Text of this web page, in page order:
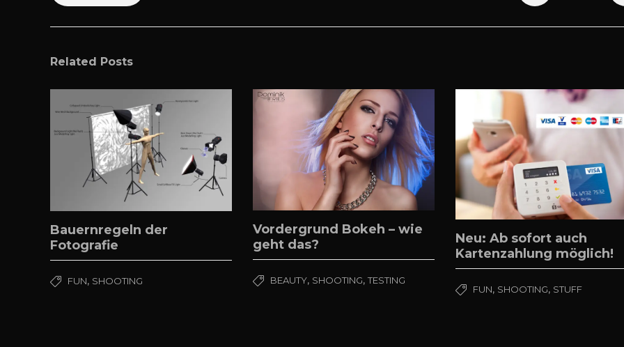
Related Posts
Bauernregeln der
Fotografie
FUN, SHOOTING
Vordergrund Bokeh – wie
geht das?
BEAUTY, SHOOTING,TESTING
Neu: Ab sofort auch
Kartenzahlung möglich!
FUN, SHOOTING, STUFF